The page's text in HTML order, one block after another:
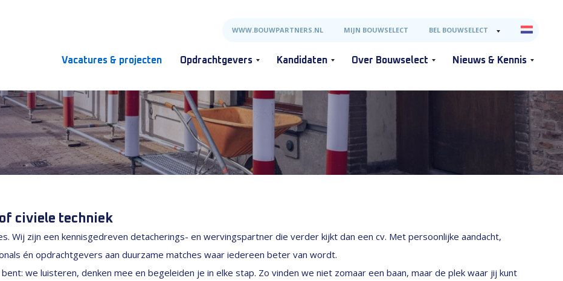
WWW.BOUWPARTNERS.NL MIJN BOUWSELECT BEL BOUWSELECT
Vacatures & projecten Opdrachtgevers Kandidaten Over Bouwselect Nieuws & Kennis
civiele techniek
Wij zijn een kennisgedreven detacherings- en wervingspartner die verder kijkt dan een cv. Met persoonlijke aandacht,
én opdrachtgevers aan duurzame matches waar iedereen beter van wordt.
we luisteren, denken mee en begeleiden je in elke stap. Zo vinden we niet zomaar een baan, maar de plek waar jij kunt